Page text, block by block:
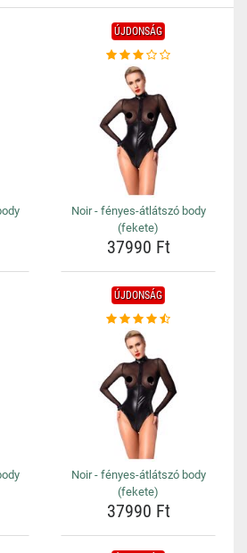
ÚJDONSÁG
Noir - fényes-átlátszó body
(fekete)
37990 Ft
ÚJDONSÁG
Noir - fényes-átlátszó body
(fekete)
37990 Ft